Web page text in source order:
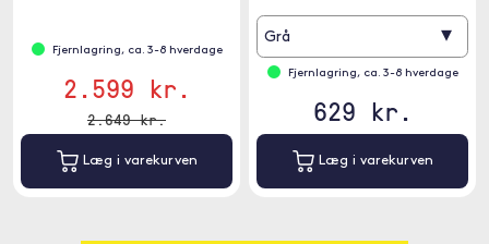
Fjernlagring, ca. 3-8 hverdage
2.599 kr.
2.649 kr.
Læg i varekurven
Grå ▾
Fjernlagring, ca. 3-8 hverdage
629 kr.
Læg i varekurven